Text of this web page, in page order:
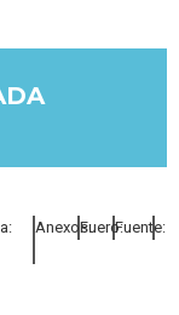
Anexos:Fuero:Fuente: